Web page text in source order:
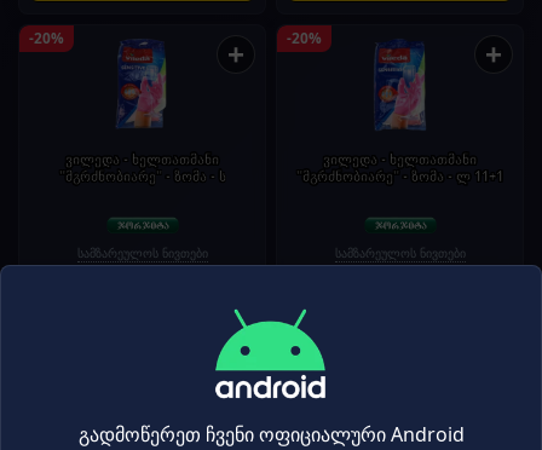
-20% +
ვილედა - ხელთათმანი
"მგრძნობიარე" - ზომა - ს
სამზარეულოს ნივთები
-20% +
ვილედა - ხელთათმანი
"მგრძნობიარე" - ზომა - ლ 11+1
სამზარეულოს ნივთები
+ -20%
გადმოწერეთ ჩვენი ოფიციალური Android